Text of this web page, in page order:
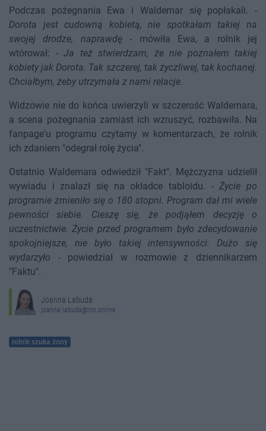
Podczas pożegnania Ewa i Waldemar się popłakali. -
Dorota jest cudowną kobietą, nie spotkałam takiej na
swojej drodze, naprawdę- mówiła Ewa, a rolnik jej
wtórował: - Ja też stwierdzam, że nie poznałem takiej
kobiety jak Dorota. Tak szczerej, tak życzliwej, tak kochanej.
Chciałbym, żeby utrzymała z nami relacje.
Widzowie nie do końca uwierzyli w szczerość Waldemara,
a scena pożegnania zamiast ich wzruszyć, rozbawiła. Na
fanpage'u programu czytamy w komentarzach, że rolnik
ich zdaniem "odegrał rolę życia".
Ostatnio Waldemara odwiedził "Fakt". Mężczyzna udzielił
wywiadu i znalazł się na okładce tabloidu. -Życie po
programie zmieniło się o 180 stopni. Program dał mi wiele
pewności siebie. Cieszę się, że podjąłem decyzję o
uczestnictwie. Życie przed programem było zdecydowanie
spokojniejsze, nie było takiej intensywności. Dużo się
wydarzyło - powiedział w rozmowie z dziennikarzem
"Faktu".
Joanna Labuda
joanna.labuda@ino.online
rolnik szuka żony